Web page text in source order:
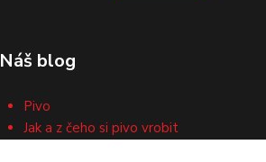
Náš blog
Pivo
Jak a z čeho si pivo vrobit